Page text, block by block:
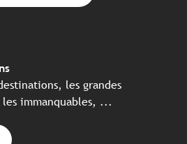
les grandes
immanquables, ...